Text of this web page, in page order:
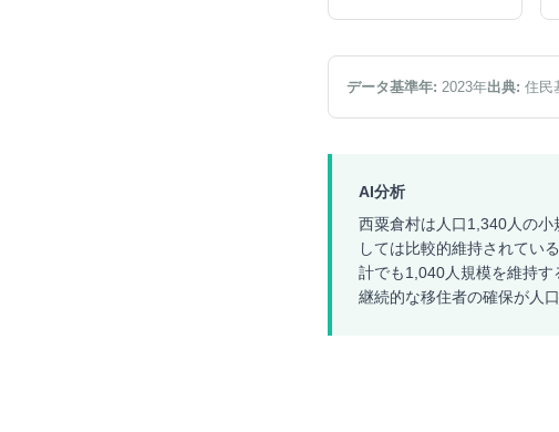
データ基準年: 2023年出典: 住民
AI分析
西粟倉村は人口1,340人の
しては比較的維持されてい
計でも1,040人規模を維持す
継続的な移住者の確保が人